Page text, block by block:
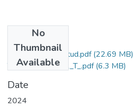
No
Thumbnail
Available
Grado de Similitud.pdf(22.69 MB)
T036_73324812_T_.pdf(6.3 MB)
Date
2024